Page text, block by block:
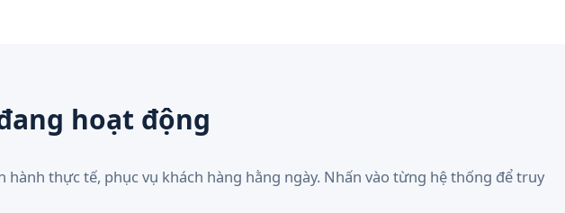
hoạt động
hành thực tế, phục vụ khách hàng hằng ngày. Nhấn vào từng hệ thống để truy